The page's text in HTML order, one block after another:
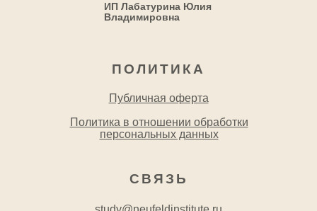
СВЯЗЬ
ПОЛИТИКА
Публичная оферта
Политика в отношении обработки
персональных данных
ИП Лабатурина Юлия
Владимировна